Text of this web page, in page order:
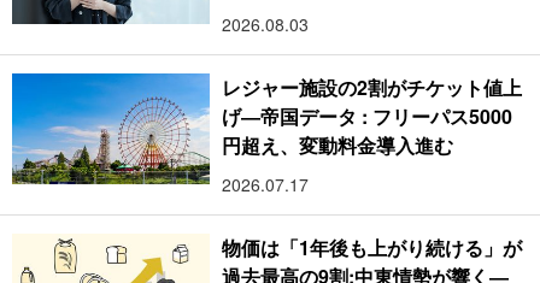
2026.08.03
レジャー施設の2割がチケット値上
げ―帝国データ : フリーパス5000
円超え、変動料金導入進む
2026.07.17
物価は「1年後も上がり続ける」が
過去最高の9割:中東情勢が響く―